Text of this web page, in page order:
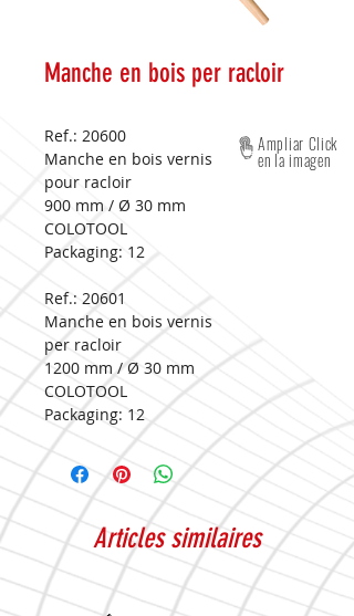
Manche en bois per racloir
Ref.: 20600
Manche en bois vernis
pour racloir
900 mm / Ø 30 mm
COLOTOOL
Packaging: 12
Ref.: 20601
Manche en bois vernis
per racloir
1200 mm / Ø 30 mm
COLOTOOL
Packaging: 12
Ampliar Click
en la imagen
Articles similaires